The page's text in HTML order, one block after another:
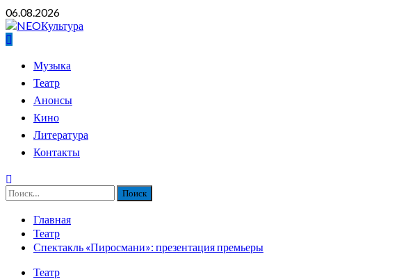
Перейти
к
содержимому
06.08.2026
ОсновноеМузыка
Театр
Анонсы
Кино
Литература
Контакты
Найти:
Главная
Театр
Спектакль «Пиросмани»: презентация премьеры
Театр